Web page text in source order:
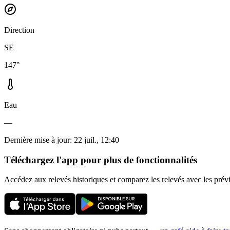
Direction
SE
147°
Eau
—
Dernière mise à jour: 22 juil., 12:40
Téléchargez l'app pour plus de fonctionnalités
Accédez aux relevés historiques et comparez les relevés avec les